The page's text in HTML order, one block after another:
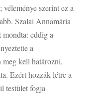
szerint ez a
Szalai Annamária
eddig a
a
meg kell határozni,
Ezért hozzák létre a
testület fogja